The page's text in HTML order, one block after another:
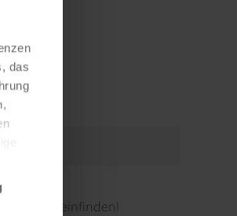
das
einfinden!